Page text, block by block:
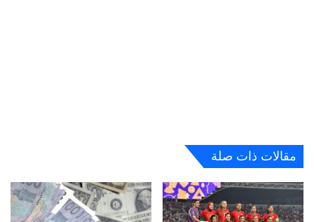
مقالات ذات صلة